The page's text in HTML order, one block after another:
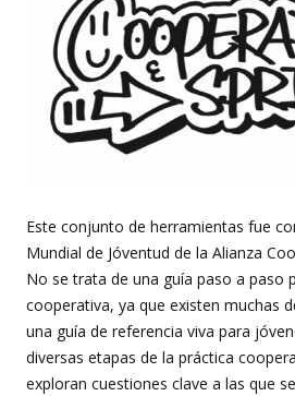
Este conjunto de herramientas fue
Mundial de Jóventud de la Alianza
No se trata de una guía paso a paso
cooperativa, ya que existen muchas
una guía de referencia viva para
diversas etapas de la práctica
exploran cuestiones clave a las que